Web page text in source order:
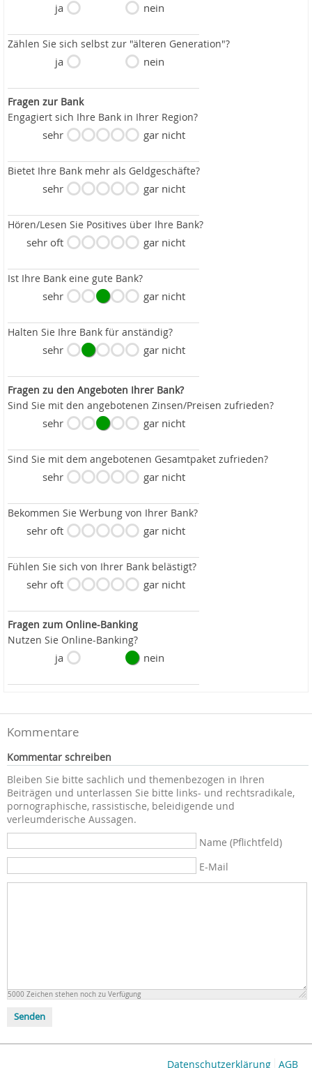
ja nein
Zählen Sie sich selbst zur "älteren Generation"?
ja nein
Fragen zur Bank
Engagiert sich Ihre Bank in Ihrer Region?
sehr gar nicht
Bietet Ihre Bank mehr als Geldgeschäfte?
sehr gar nicht
Hören/Lesen Sie Positives über Ihre Bank?
sehr oft gar nicht
Ist Ihre Bank eine gute Bank?
sehr gar nicht
Halten Sie Ihre Bank für anständig?
sehr gar nicht
Fragen zu den Angeboten Ihrer Bank?
Sind Sie mit den angebotenen Zinsen/Preisen zufrieden?
sehr gar nicht
Sind Sie mit dem angebotenen Gesamtpaket zufrieden?
sehr gar nicht
Bekommen Sie Werbung von Ihrer Bank?
sehr oft gar nicht
Fühlen Sie sich von Ihrer Bank belästigt?
sehr oft gar nicht
Fragen zum Online-Banking
Nutzen Sie Online-Banking?
ja nein
Kommentare
Kommentar schreiben
Bleiben Sie bitte sachlich und themenbezogen in Ihren
Beiträgen und unterlassen Sie bitte links- und rechtsradikale,
pornographische, rassistische, beleidigende und
verleumderische Aussagen.
Name (Pflichtfeld)
E-Mail
5000 Zeichen stehen noch zu Verfügung
Senden
AGB
Datenschutzerklärung